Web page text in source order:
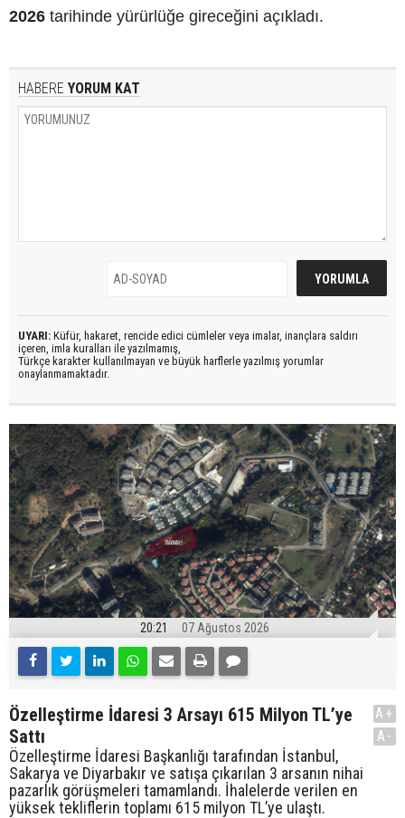
2026 tarihinde yürürlüğe gireceğini açıkladı.
HABERE YORUM KAT
UYARI: Küfür, hakaret, rencide edici cümleler veya imalar, inançlara saldırı
içeren, imla kuralları ile yazılmamış,
Türkçe karakter kullanılmayan ve büyük harflerle yazılmış yorumlar
onaylanmamaktadır.
20:21 07 Ağustos 2026
Özelleştirme İdaresi 3 Arsayı 615 Milyon TL’ye
Sattı
Özelleştirme İdaresi Başkanlığı tarafından İstanbul,
Sakarya ve Diyarbakır ve satışa çıkarılan 3 arsanın nihai
pazarlık görüşmeleri tamamlandı. İhalelerde verilen en
yüksek tekliflerin toplamı 615 milyon TL’ye ulaştı.
A+
A-